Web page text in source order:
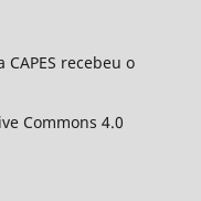
recebeu o
Commons 4.0